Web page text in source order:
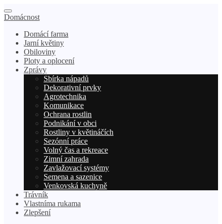
Domácnost
Domácí farma
Jarní květiny
Obiloviny
Ploty a oplocení
Zprávy
Sbírka nápadů
Dekorativní prvky
Agrotechnika
Komunikace
Ochrana rostlin
Podnikání v obci
Rostliny v květináčích
Sezónní práce
Volný čas a rekreace
Zimní zahrada
Zavlažovací systémy
Semena a sazenice
Venkovská kuchyně
Trávník
Vlastníma rukama
Zlepšení